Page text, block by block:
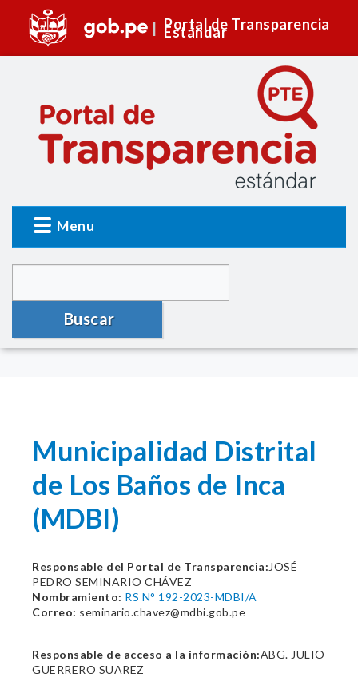
Portal de Transparencia
Estándar
Menu
Buscar
Municipalidad Distrital
de Los Baños de Inca
(MDBI)
Responsable del Portal de Transparencia: JOSÉ
PEDRO SEMINARIO CHÁVEZ
Nombramiento: RS N° 192-2023-MDBI/A
Correo: seminario.chavez@mdbi.gob.pe
Responsable de acceso a la información:ABG. JULIO
GUERRERO SUAREZ